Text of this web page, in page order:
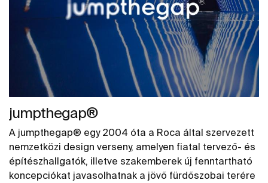
jumpthegap®
A jumpthegap® egy 2004 óta a Roca által szervezett
nemzetközi design verseny, amelyen fiatal tervező- és
építészhallgatók, illetve szakemberek új fenntartható
koncepciókat javasolhatnak a jövő fürdőszobai terére